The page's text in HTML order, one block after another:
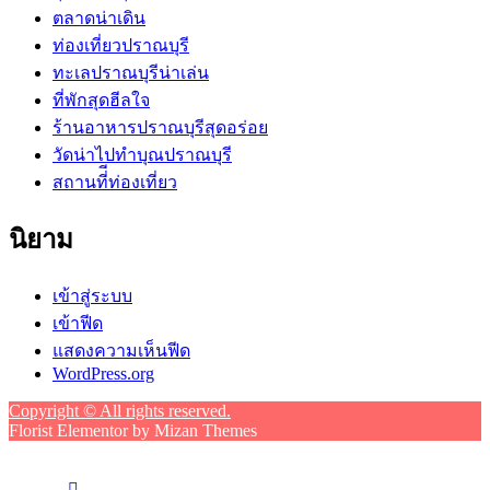
ตลาดน่าเดิน
ท่องเที่ยวปราณบุรี
ทะเลปราณบุรีน่าเล่น
ที่พักสุดฮีลใจ
ร้านอาหารปราณบุรีสุดอร่อย
วัดน่าไปทำบุณปราณบุรี
สถานที่ีท่องเที่ยว
นิยาม
เข้าสู่ระบบ
เข้าฟีด
แสดงความเห็นฟีด
WordPress.org
Copyright © All rights reserved.
Florist Elementor by Mizan Themes